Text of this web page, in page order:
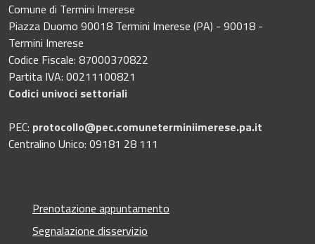
Comune di Termini Imerese
Piazza Duomo 90018 Termini Imerese (PA) - 90018 -
Termini Imerese
Codice Fiscale: 87000370822
Partita IVA: 00211100821
Codici univoci settoriali
PEC: protocollo@pec.comuneterminiimerese.pa.it
Centralino Unico: 09181 28 111
Prenotazione appuntamento
Segnalazione disservizio